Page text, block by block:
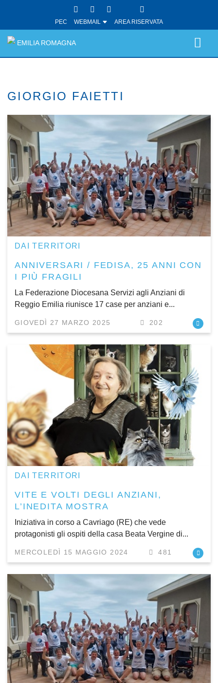
PEC WEBMAIL AREA RISERVATA
EMILIA ROMAGNA
GIORGIO FAIETTI
DAI TERRITORI
ANNIVERSARI / FEDISA, 25 ANNI CON
I PIÙ FRAGILI
La Federazione Diocesana Servizi agli Anziani di
Reggio Emilia riunisce 17 case per anziani e...
GIOVEDÌ 27 MARZO 2025 202
DAI TERRITORI
VITE E VOLTI DEGLI ANZIANI,
L’INEDITA MOSTRA
Iniziativa in corso a Cavriago (RE) che vede
protagonisti gli ospiti della casa Beata Vergine di...
MERCOLEDÌ 15 MAGGIO 2024 481